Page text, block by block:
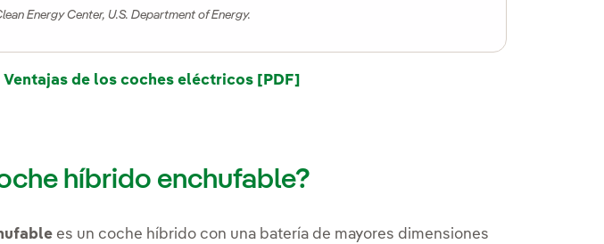
Energy Center, U.S. Department of Energy.
Ventajas de los coches eléctricos [PDF]
híbrido enchufable?
es un coche híbrido con una batería de mayores dimensiones